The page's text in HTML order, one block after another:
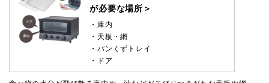
が必要な場所＞
・庫内
・天板・網
・パンくずトレイ
・ドア